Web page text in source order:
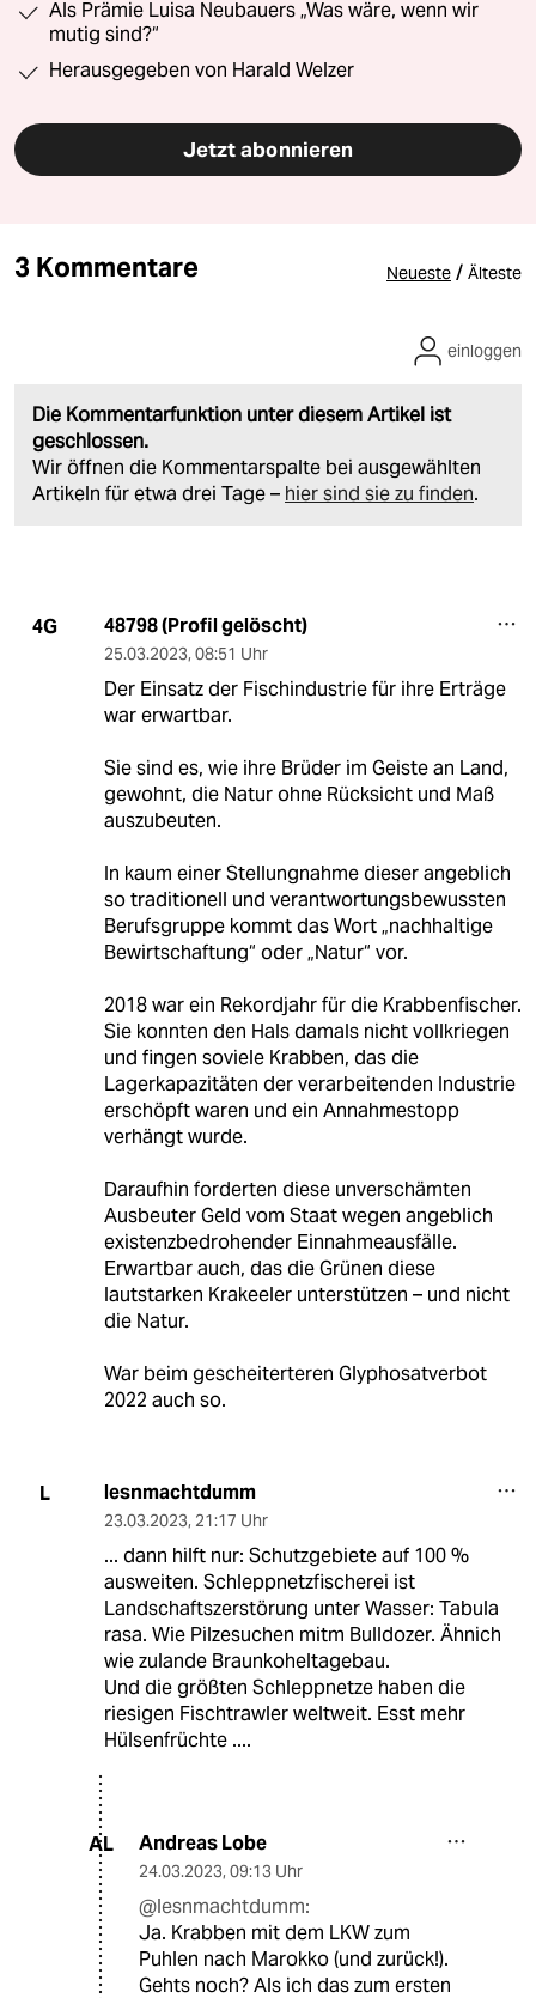
Als Prämie Luisa Neubauers „Was wäre, wenn wir
mutig sind?“
Herausgegeben von Harald Welzer
Jetzt abonnieren
3 Kommentare Neueste / Älteste
Die Kommentarfunktion unter diesem Artikel ist
geschlossen.
Wir öffnen die Kommentarspalte bei ausgewählten
Artikeln für etwa drei Tage – hier sind sie zu finden.
einloggen
4G 48798 (Profil gelöscht)
25.03.2023, 08:51 Uhr
Der Einsatz der Fischindustrie für ihre Erträge
war erwartbar.
Sie sind es, wie ihre Brüder im Geiste an Land,
gewohnt, die Natur ohne Rücksicht und Maß
auszubeuten.
In kaum einer Stellungnahme dieser angeblich
so traditionell und verantwortungsbewussten
Berufsgruppe kommt das Wort „nachhaltige
Bewirtschaftung“ oder „Natur“ vor.
2018 war ein Rekordjahr für die Krabbenfischer.
Sie konnten den Hals damals nicht vollkriegen
und fingen soviele Krabben, das die
Lagerkapazitäten der verarbeitenden Industrie
erschöpft waren und ein Annahmestopp
verhängt wurde.
Daraufhin forderten diese unverschämten
Ausbeuter Geld vom Staat wegen angeblich
existenzbedrohender Einnahmeausfälle.
Erwartbar auch, das die Grünen diese
lautstarken Krakeeler unterstützen – und nicht
die Natur.
War beim gescheiterteren Glyphosatverbot
2022 auch so.
L lesnmachtdumm
23.03.2023, 21:17 Uhr
... dann hilft nur: Schutzgebiete auf 100 %
ausweiten. Schleppnetzfischerei ist
Landschaftszerstörung unter Wasser: Tabula
rasa. Wie Pilzesuchen mitm Bulldozer. Ähnich
wie zulande Braunkoheltagebau.
Und die größten Schleppnetze haben die
riesigen Fischtrawler weltweit. Esst mehr
Hülsenfrüchte ....
AL Andreas Lobe
24.03.2023, 09:13 Uhr
@lesnmachtdumm:
Ja. Krabben mit dem LKW zum
Puhlen nach Marokko (und zurück!).
Gehts noch? Als ich das zum ersten